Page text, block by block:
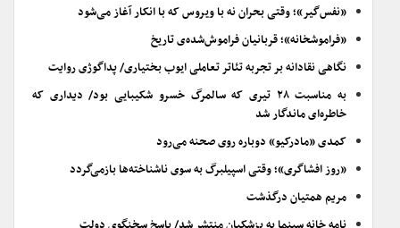
«نفس‌گیر»؛ وقتی بحران نه با ویروس که با انکار آغاز می‌شود
«فراموشخانه»؛ قربانیان فراموش‌شده‌ی تاریخ
نگاهی نقادانه بر تجربه تئاتر تعاملی ایوب بختیاری/ پداگوژی روایت
به مناسبت ۲۸ تیری که سالمرگ خسرو شکیبایی بود/ دیداری که
خاطره‌ای ماندگار شد
کمدی «مادرکیو» دوباره روی صحنه می‌رود
«روز افشاگری»؛ وقتی اسپیلبرگ به سوی ناشناخته‌ها بازمی‌گردد
مریم همتیان درگذشت